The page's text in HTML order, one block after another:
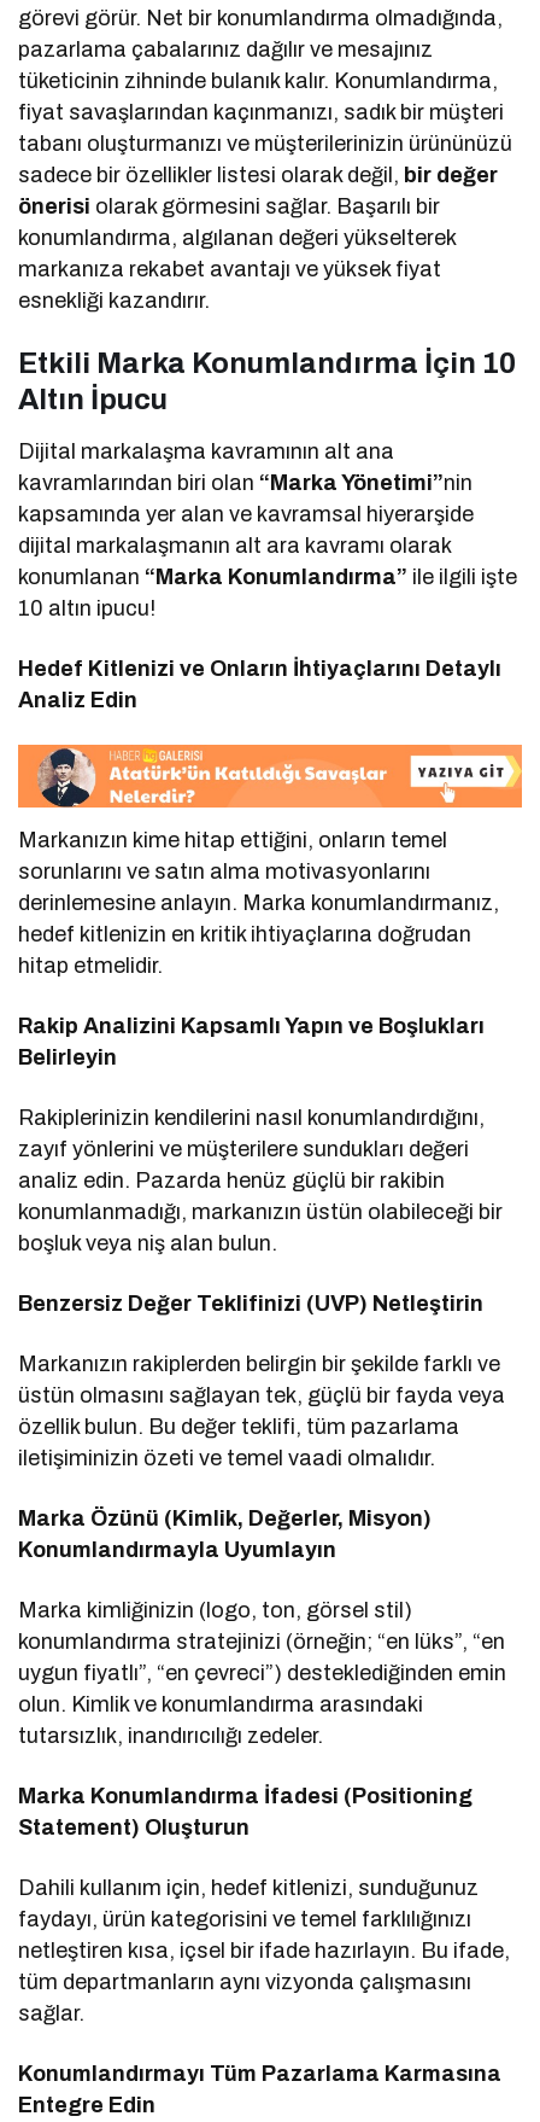
görevi görür. Net bir konumlandırma olmadığında,
pazarlama çabalarınız dağılır ve mesajınız
tüketicinin zihninde bulanık kalır. Konumlandırma,
fiyat savaşlarından kaçınmanızı, sadık bir müşteri
tabanı oluşturmanızı ve müşterilerinizin ürününüzü
sadece bir özellikler listesi olarak değil, bir değer
önerisi olarak görmesini sağlar. Başarılı bir
konumlandırma, algılanan değeri yükselterek
markanıza rekabet avantajı ve yüksek fiyat
esnekliği kazandırır.
Etkili Marka Konumlandırma İçin 10
Altın İpucu
Dijital markalaşma kavramının alt ana
kavramlarından biri olan “Marka Yönetimi”nin
kapsamında yer alan ve kavramsal hiyerarşide
dijital markalaşmanın alt ara kavramı olarak
konumlanan “Marka Konumlandırma” ile ilgili işte
10 altın ipucu!
Hedef Kitlenizi ve Onların İhtiyaçlarını Detaylı
Analiz Edin
Markanızın kime hitap ettiğini, onların temel
sorunlarını ve satın alma motivasyonlarını
derinlemesine anlayın. Marka konumlandırmanız,
hedef kitlenizin en kritik ihtiyaçlarına doğrudan
hitap etmelidir.
Rakip Analizini Kapsamlı Yapın ve Boşlukları
Belirleyin
Rakiplerinizin kendilerini nasıl konumlandırdığını,
zayıf yönlerini ve müşterilere sundukları değeri
analiz edin. Pazarda henüz güçlü bir rakibin
konumlanmadığı, markanızın üstün olabileceği bir
boşluk veya niş alan bulun.
Benzersiz Değer Teklifinizi (UVP) Netleştirin
Markanızın rakiplerden belirgin bir şekilde farklı ve
üstün olmasını sağlayan tek, güçlü bir fayda veya
özellik bulun. Bu değer teklifi, tüm pazarlama
iletişiminizin özeti ve temel vaadi olmalıdır.
Marka Özünü (Kimlik, Değerler, Misyon)
Konumlandırmayla Uyumlayın
Marka kimliğinizin (logo, ton, görsel stil)
konumlandırma stratejinizi (örneğin; “en lüks”, “en
uygun fiyatlı”, “en çevreci”) desteklediğinden emin
olun. Kimlik ve konumlandırma arasındaki
tutarsızlık, inandırıcılığı zedeler.
Marka Konumlandırma İfadesi (Positioning
Statement) Oluşturun
Dahili kullanım için, hedef kitlenizi, sunduğunuz
faydayı, ürün kategorisini ve temel farklılığınızı
netleştiren kısa, içsel bir ifade hazırlayın. Bu ifade,
tüm departmanların aynı vizyonda çalışmasını
sağlar.
Konumlandırmayı Tüm Pazarlama Karmasına
Entegre Edin